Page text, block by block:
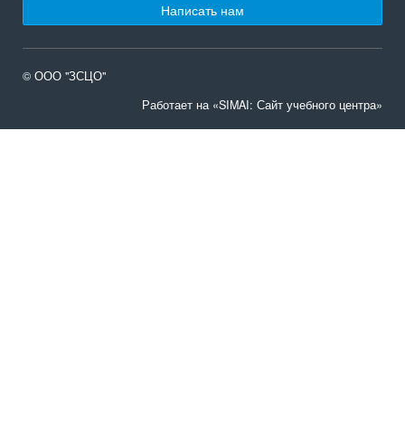
Написать нам
© ООО "ЗСЦО"
Работает на «SIMAI: Сайт учебного центра»